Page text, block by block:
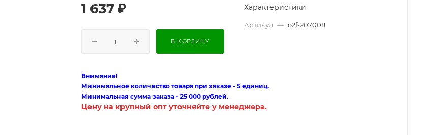
1 637 ₽
В КОРЗИНУ
Характеристики
Артикул — o2f-207008
Внимание!
Минимальное количество товара при заказе - 5 единиц.
Минимальная сумма заказа - 25 000 рублей.
Цену на крупный опт уточняйте у менеджера.